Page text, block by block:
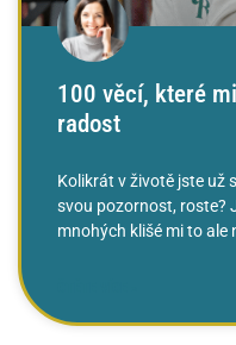
100 věcí, které
radost
Kolikrát v životě jste už
svou pozornost, roste?
mnohých klišé mi to ale